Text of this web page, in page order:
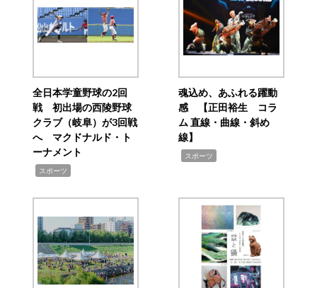
全日本学童野球の2回
戦 初出場の西陵野球
クラブ（岐阜）が3回戦
へ マクドナルド・ト
ーナメント
スポーツ
魂込め、あふれる躍動
感 【正田裕生 コラ
ム 直線・曲線・斜め
線】
スポーツ